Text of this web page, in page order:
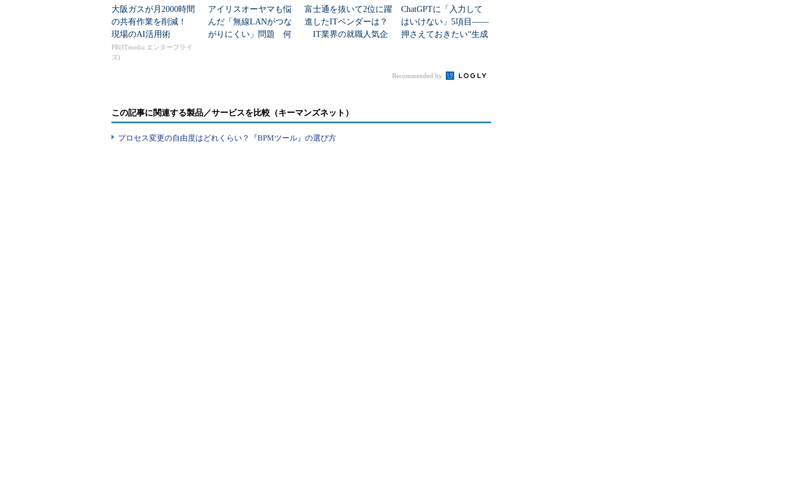
大阪ガスが月2000時間
の共有作業を削減！
現場のAI活用術
PR(ITmedia エンタープライ
ズ)
アイリスオーヤマも悩
んだ「無線LANがつな
がりにくい」問題 何
富士通を抜いて2位に躍
進したITベンダーは？
IT業界の就職人気企
ChatGPTに「入力して
はいけない」5項目――
押さえておきたい“生成
Recommended by
この記事に関連する製品／サービスを比較（キーマンズネット）
プロセス変更の自由度はどれくらい？『BPMツール』の選び方